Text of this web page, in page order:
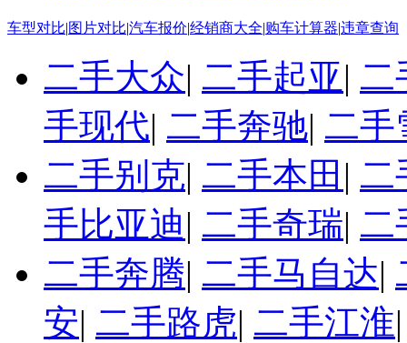
车型对比|图片对比|汽车报价|经销商大全|购车计算器|违章查询
二手大众| 二手起亚| 二
手现代| 二手奔驰| 二手
二手别克| 二手本田 | 二
手比亚迪| 二手奇瑞| 二
二手奔腾| 二手马自达|
安| 二手路虎| 二手江淮